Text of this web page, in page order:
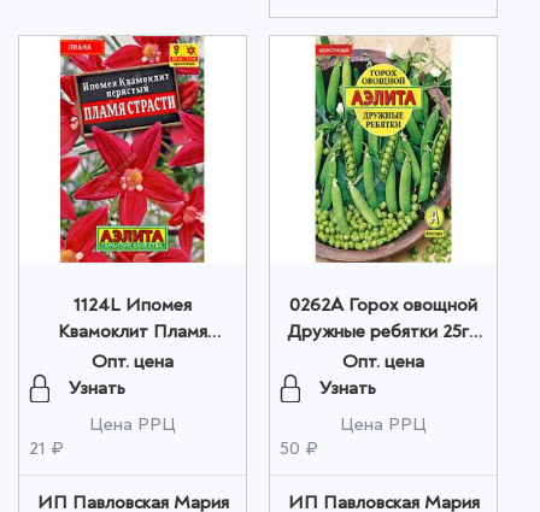
1124L Ипомея
Квамоклит Пламя
страсти 15шт оптом
Опт. цена
Узнать
Цена РРЦ
21 ₽
ИП Павловская Мария
0262A Горох овощной
Дружные ребятки 25гр
оптом
Опт. цена
Узнать
Цена РРЦ
50 ₽
ИП Павловская Мария